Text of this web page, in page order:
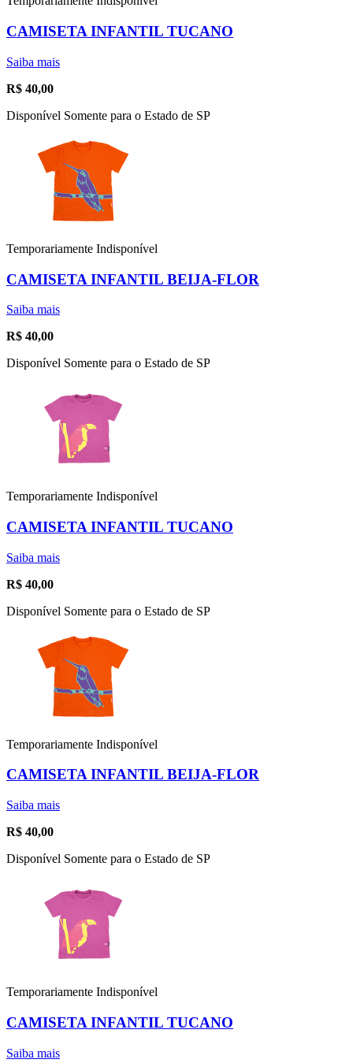
CAMISETA INFANTIL TUCANO
Saiba mais
R$ 40,00
Disponível Somente para o Estado de SP
Temporariamente Indisponível
CAMISETA INFANTIL BEIJA-FLOR
Saiba mais
R$ 40,00
Disponível Somente para o Estado de SP
Temporariamente Indisponível
CAMISETA INFANTIL TUCANO
Saiba mais
R$ 40,00
Disponível Somente para o Estado de SP
Temporariamente Indisponível
CAMISETA INFANTIL BEIJA-FLOR
Saiba mais
R$ 40,00
Disponível Somente para o Estado de SP
Temporariamente Indisponível
CAMISETA INFANTIL TUCANO
Saiba mais